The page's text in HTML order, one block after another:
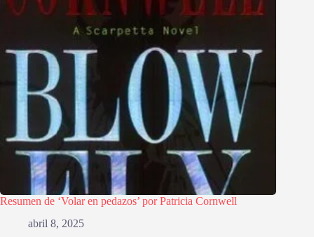
Resumen de ‘Volar en pedazos’ por Patricia Cornwell
abril 8, 2025